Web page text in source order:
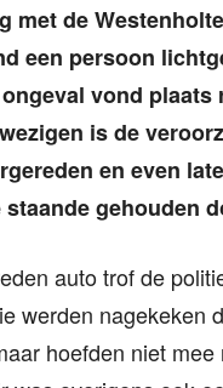
met de
een persoon
vond plaats
is de
en even
gehouden
auto trof de
werden nagekeken
hoefden niet mee